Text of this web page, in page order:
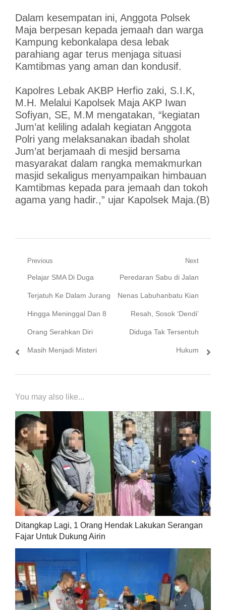
Dalam kesempatan ini, Anggota Polsek
Maja berpesan kepada jemaah dan warga
Kampung kebonkalapa desa lebak
parahiang agar terus menjaga situasi
Kamtibmas yang aman dan kondusif.
Kapolres Lebak AKBP Herfio zaki, S.I.K,
M.H. Melalui Kapolsek Maja AKP Iwan
Sofiyan, SE, M.M mengatakan, “kegiatan
Jum’at keliling adalah kegiatan Anggota
Polri yang melaksanakan ibadah sholat
Jum’at berjamaah di mesjid bersama
masyarakat dalam rangka memakmurkan
masjid sekaligus menyampaikan himbauan
Kamtibmas kepada para jemaah dan tokoh
agama yang hadir.,” ujar Kapolsek Maja.(B)
Navigasi
pos
Previous
Previous
post:
Pelajar SMA Di Duga
Terjatuh Ke Dalam Jurang
Hingga Meninggal Dan 8
Orang Serahkan Diri
Masih Menjadi Misteri
Next
Next
post:
Peredaran Sabu di Jalan
Nenas Labuhanbatu Kian
Resah, Sosok ‘Dendi’
Diduga Tak Tersentuh
Hukum
You may also like...
Ditangkap Lagi, 1 Orang Hendak Lakukan Serangan
Fajar Untuk Dukung Airin